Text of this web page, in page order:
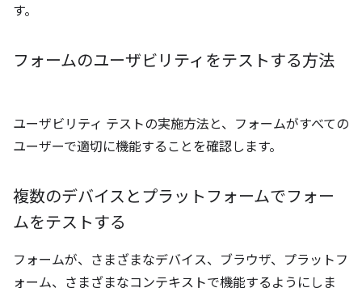
す。
フォームのユーザビリティをテストする方法
ユーザビリティ テストの実施方法と、フォームがすべての
ユーザーで適切に機能することを確認します。
複数のデバイスとプラットフォームでフォー
ムをテストする
フォームが、さまざまなデバイス、ブラウザ、プラットフ
ォーム、さまざまなコンテキストで機能するようにしま